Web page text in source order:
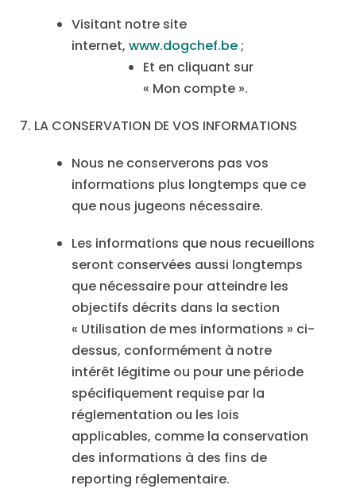
Visitant notre site
internet, www.dogchef.be;
Et en cliquant sur
« Mon compte ».
7. LA CONSERVATION DE VOS INFORMATIONS
Nous ne conserverons pas vos
informations plus longtemps que ce
que nous jugeons nécessaire.
Les informations que nous recueillons
seront conservées aussi longtemps
que nécessaire pour atteindre les
objectifs décrits dans la section
« Utilisation de mes informations » ci-
dessus, conformément à notre
intérêt légitime ou pour une période
spécifiquement requise par la
réglementation ou les lois
applicables, comme la conservation
des informations à des fins de
reporting réglementaire.